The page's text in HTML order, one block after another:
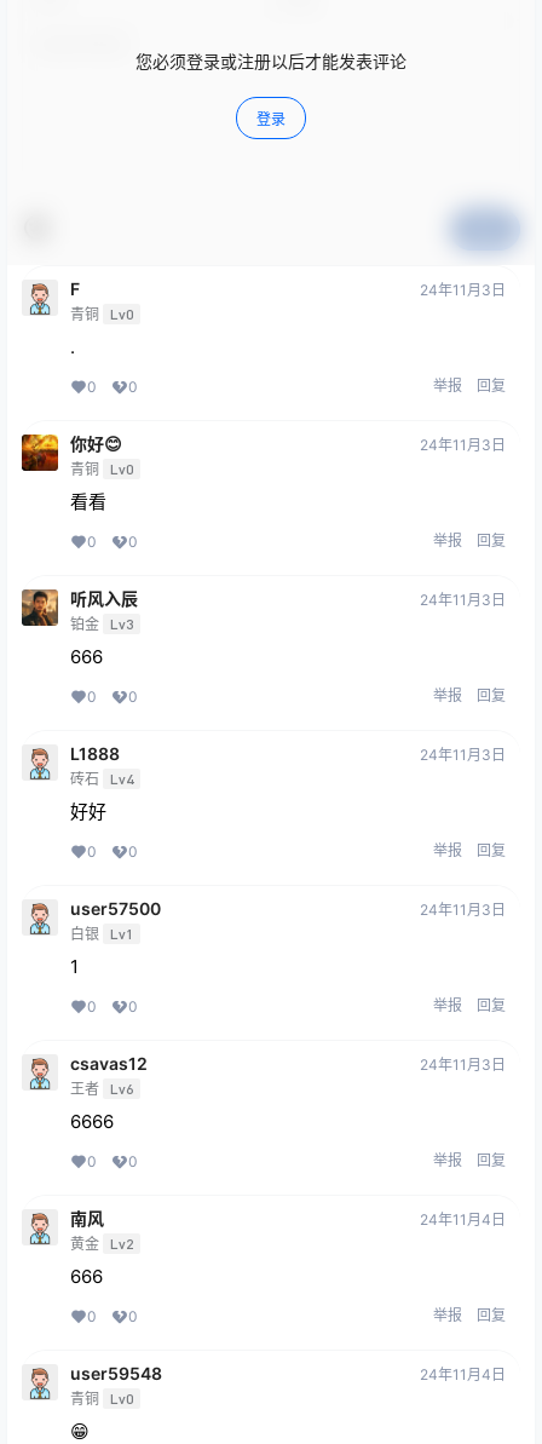
您必须登录或注册以后才能发表评论
登录
F
青铜 Lv0
24年11月3日
.
0 0 举报 回复
你好😊
青铜 Lv0
24年11月3日
看看
0 0 举报 回复
听风入辰
铂金 Lv3
24年11月3日
666
0 0 举报 回复
L1888
砖石 Lv4
24年11月3日
好好
0 0 举报 回复
user57500
白银 Lv1
24年11月3日
1
0 0 举报 回复
csavas12
王者 Lv6
24年11月3日
6666
0 0 举报 回复
南风
黄金 Lv2
24年11月4日
666
0 0 举报 回复
user59548
青铜 Lv0
24年11月4日
😁